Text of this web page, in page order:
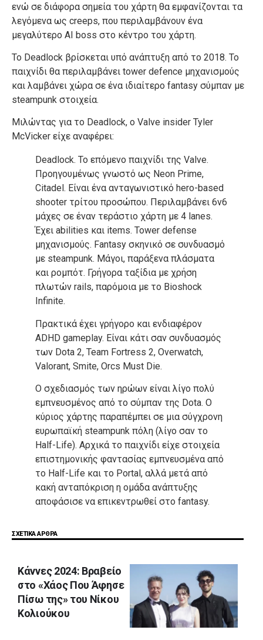
ενώ σε διάφορα σημεία του χάρτη θα εμφανίζονται τα
λεγόμενα ως creeps, που περιλαμβάνουν ένα
μεγαλύτερο AI boss στο κέντρο του χάρτη.
Το Deadlock βρίσκεται υπό ανάπτυξη από το 2018. Το
παιχνίδι θα περιλαμβάνει tower defence μηχανισμούς
και λαμβάνει χώρα σε ένα ιδιαίτερο fantasy σύμπαν με
steampunk στοιχεία.
Μιλώντας για το Deadlock, ο Valve insider Tyler
McVicker είχε αναφέρει:
Deadlock. Το επόμενο παιχνίδι της Valve.
Προηγουμένως γνωστό ως Neon Prime,
Citadel. Είναι ένα ανταγωνιστικό hero-based
shooter τρίτου προσώπου. Περιλαμβάνει 6v6
μάχες σε έναν τεράστιο χάρτη με 4 lanes.
Έχει abilities και items. Tower defense
μηχανισμούς. Fantasy σκηνικό σε συνδυασμό
με steampunk. Μάγοι, παράξενα πλάσματα
και ρομπότ. Γρήγορα ταξίδια με χρήση
πλωτών rails, παρόμοια με το Bioshock
Infinite.
Πρακτικά έχει γρήγορο και ενδιαφέρον
ADHD gameplay. Είναι κάτι σαν συνδυασμός
των Dota 2, Team Fortress 2, Overwatch,
Valorant, Smite, Orcs Must Die.
Ο σχεδιασμός των ηρώων είναι λίγο πολύ
εμπνευσμένος από το σύμπαν της Dota. Ο
κύριος χάρτης παραπέμπει σε μια σύγχρονη
ευρωπαϊκή steampunk πόλη (λίγο σαν το
Half-Life). Αρχικά το παιχνίδι είχε στοιχεία
επιστημονικής φαντασίας εμπνευσμένα από
το Half-Life και το Portal, αλλά μετά από
κακή ανταπόκριση η ομάδα ανάπτυξης
αποφάσισε να επικεντρωθεί στο fantasy.
ΣΧΕΤΙΚΑ ΑΡΘΡΑ
Κάννες 2024: Βραβείο
στο «Χάος Που Άφησε
Πίσω της» του Νίκου
Κολιούκου